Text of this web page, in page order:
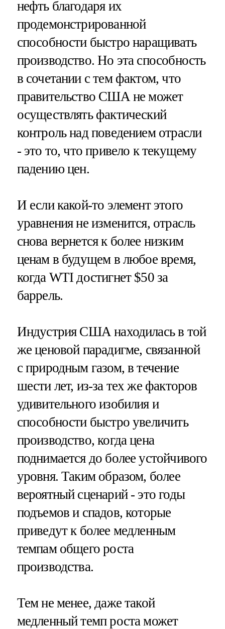
нефть благодаря их
продемонстрированной
способности быстро наращивать
производство. Но эта способность
в сочетании с тем фактом, что
правительство США не может
осуществлять фактический
контроль над поведением отрасли
- это то, что привело к текущему
падению цен.
И если какой-то элемент этого
уравнения не изменится, отрасль
снова вернется к более низким
ценам в будущем в любое время,
когда WTI достигнет $50 за
баррель.
Индустрия США находилась в той
же ценовой парадигме, связанной
с природным газом, в течение
шести лет, из-за тех же факторов
удивительного изобилия и
способности быстро увеличить
производство, когда цена
поднимается до более устойчивого
уровня. Таким образом, более
вероятный сценарий - это годы
подъемов и спадов, которые
приведут к более медленным
темпам общего роста
производства.
Тем не менее, даже такой
медленный темп роста может